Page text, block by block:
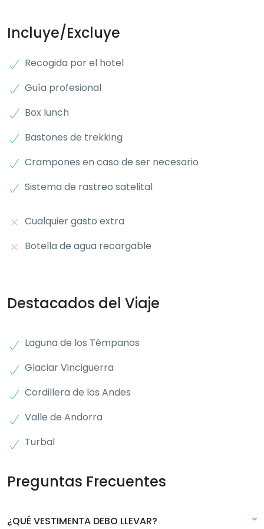
Incluye/Excluye
Recogida por el hotel
Guía profesional
Box lunch
Bastones de trekking
Crampones en caso de ser necesario
Sistema de rastreo satelital
Cualquier gasto extra
Botella de agua recargable
Destacados del Viaje
Laguna de los Témpanos
Glaciar Vinciguerra
Cordillera de los Andes
Valle de Andorra
Turbal
Preguntas Frecuentes
¿QUÉ VESTIMENTA DEBO LLEVAR?